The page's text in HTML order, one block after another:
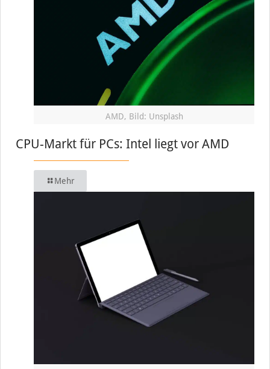
AMD, Bild: Unsplash
CPU-Markt für PCs: Intel liegt vor AMD
Mehr